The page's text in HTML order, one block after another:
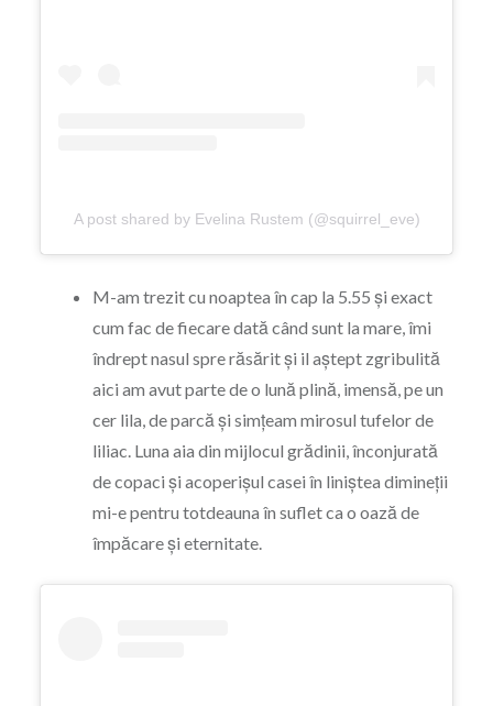
A post shared by Evelina Rustem (@squirrel_eve)
M-am trezit cu noaptea în cap la 5.55 și exact
cum fac de fiecare dată când sunt la mare, îmi
îndrept nasul spre răsărit și il aștept zgribulită
aici am avut parte de o lună plină, imensă, pe un
cer lila, de parcă și simțeam mirosul tufelor de
liliac. Luna aia din mijlocul grădinii, înconjurată
de copaci și acoperișul casei în liniștea dimineții
mi-e pentru totdeauna în suflet ca o oază de
împăcare și eternitate.